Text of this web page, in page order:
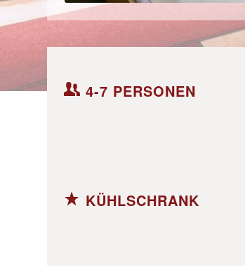
4-7 PERSONEN
KÜHLSCHRANK